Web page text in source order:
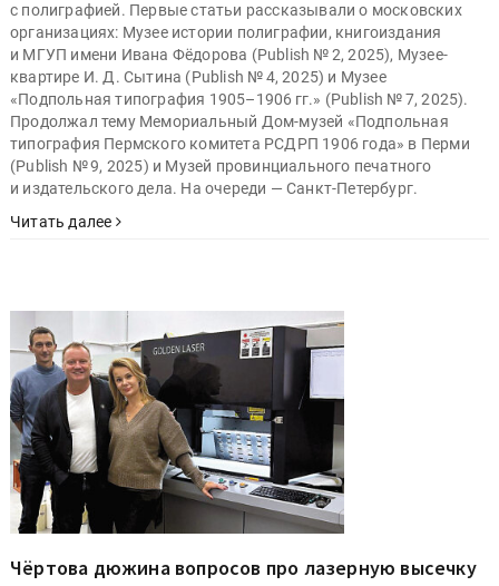
с полиграфией. Первые статьи рассказывали о московских
организациях: Музее истории полиграфии, книгоиздания
и МГУП имени Ивана Фёдорова (Publish № 2, 2025), Музее-
квартире И. Д. Сытина (Publish № 4, 2025) и Музее
«Подпольная типография 1905–1906 гг.» (Publish № 7, 2025).
Продолжал тему Мемориальный Дом-музей «Подпольная
типография Пермского комитета РСДРП 1906 года» в Перми
(Publish № 9, 2025) и Музей провинциального печатного
и издательского дела. На очереди — Санкт-Петербург.
Читать далее
Чёртова дюжина вопросов про лазерную высечку